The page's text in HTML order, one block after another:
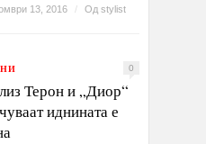
13, 2016 / Од stylist
0
Терон и „Диор“
иднината е